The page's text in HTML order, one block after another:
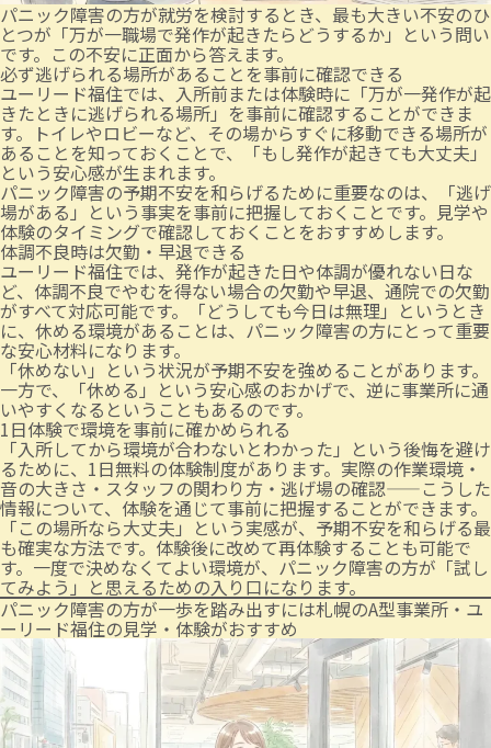
パニック障害の方が就労を検討するとき、最も大きい不安のひ
とつが「万が一職場で発作が起きたらどうするか」という問い
です。この不安に正面から答えます。
必ず逃げられる場所があることを事前に確認できる
ユーリード福住では、入所前または体験時に「万が一発作が起
きたときに逃げられる場所」を事前に確認することができま
す。トイレやロビーなど、その場からすぐに移動できる場所が
あることを知っておくことで、「もし発作が起きても大丈夫」
という安心感が生まれます。
パニック障害の予期不安を和らげるために重要なのは、「逃げ
場がある」という事実を事前に把握しておくことです。見学や
体験のタイミングで確認しておくことをおすすめします。
体調不良時は欠勤・早退できる
ユーリード福住では、発作が起きた日や体調が優れない日な
ど、体調不良でやむを得ない場合の欠勤や早退、通院での欠勤
がすべて対応可能です。「どうしても今日は無理」というとき
に、休める環境があることは、パニック障害の方にとって重要
な安心材料になります。
「休めない」という状況が予期不安を強めることがあります。
一方で、「休める」という安心感のおかげで、逆に事業所に通
いやすくなるということもあるのです。
1日体験で環境を事前に確かめられる
「入所してから環境が合わないとわかった」という後悔を避け
るために、1日無料の体験制度があります。実際の作業環境・
音の大きさ・スタッフの関わり方・逃げ場の確認——こうした
情報について、体験を通じて事前に把握することができます。
「この場所なら大丈夫」という実感が、予期不安を和らげる最
も確実な方法です。体験後に改めて再体験することも可能で
す。一度で決めなくてよい環境が、パニック障害の方が「試し
てみよう」と思えるための入り口になります。
パニック障害の方が一歩を踏み出すには札幌のA型事業所・ユ
ーリード福住の見学・体験がおすすめ